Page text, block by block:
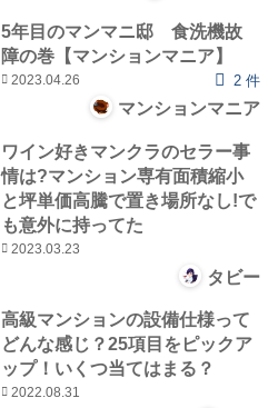
5年目のマンマニ邸 食洗機故
障の巻【マンションマニア】
2023.04.26 2 件
マンションマニア
ワイン好きマンクラのセラー事
情は?マンション専有面積縮小
と坪単価高騰で置き場所なし!で
も意外に持ってた
2023.03.23
タビー
高級マンションの設備仕様って
どんな感じ？25項目をピックア
ップ！いくつ当てはまる？
2022.08.31